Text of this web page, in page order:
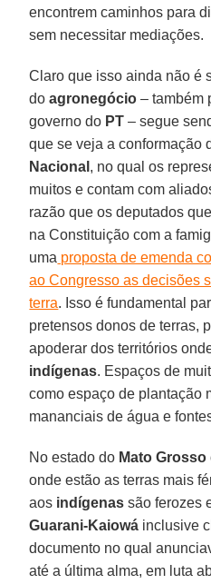
encontrem caminhos para
sem necessitar mediações.
Claro que isso ainda não é
doagronegócio – também
governo do PT – segue
que se veja a conformação
Nacional , no qual os
muitos e contam com
razão que os deputados
na Constituição com a
uma proposta de emenda
ao Congresso as decisões
terra. Isso é fundamental
pretensos donos de terras,
apoderar dos territórios
indígenas. Espaços de
como espaço de plantação
mananciais de água e
No estado do Mato Grosso
onde estão as terras mais
aos indígenas são ferozes
Guarani-Kaiowá inclusive
documento no qual
até a última alma, em luta